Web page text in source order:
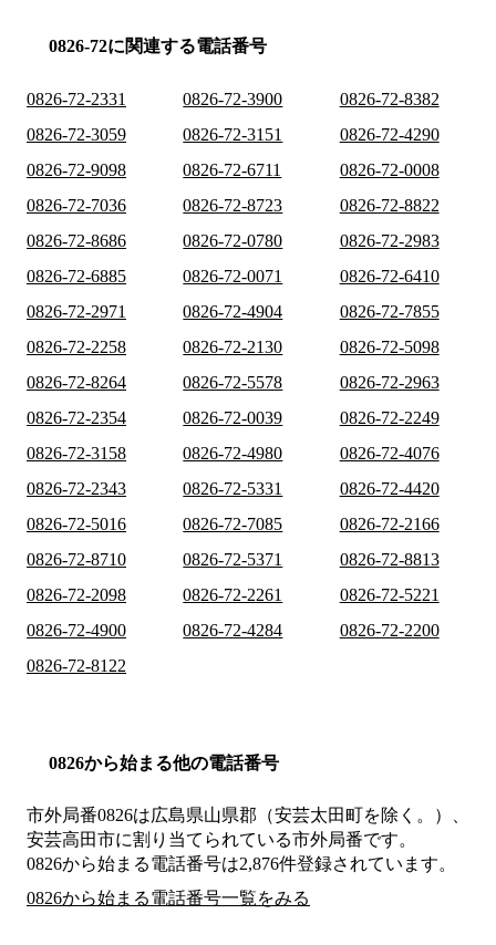
0826-72に関連する電話番号
0826-72-2331 0826-72-3900
0826-72-8382
0826-72-3059
0826-72-3151
0826-72-4290
0826-72-9098
0826-72-6711
0826-72-0008
0826-72-7036
0826-72-8723
0826-72-8822
0826-72-8686
0826-72-0780
0826-72-2983
0826-72-6885
0826-72-0071
0826-72-6410
0826-72-2971
0826-72-4904
0826-72-7855
0826-72-2258
0826-72-2130
0826-72-5098
0826-72-8264
0826-72-5578
0826-72-2963
0826-72-2354
0826-72-0039
0826-72-2249
0826-72-3158
0826-72-4980
0826-72-4076
0826-72-2343
0826-72-5331
0826-72-4420
0826-72-5016
0826-72-7085
0826-72-2166
0826-72-8710
0826-72-5371
0826-72-8813
0826-72-2098
0826-72-2261
0826-72-5221
0826-72-4900
0826-72-4284
0826-72-2200
0826-72-8122
0826から始まる他の電話番号
市外局番0826は広島県山県郡（安芸太田町を除く。）、
安芸高田市に割り当てられている市外局番です。
0826から始まる電話番号は2,876件登録されています。
0826から始まる電話番号一覧をみる